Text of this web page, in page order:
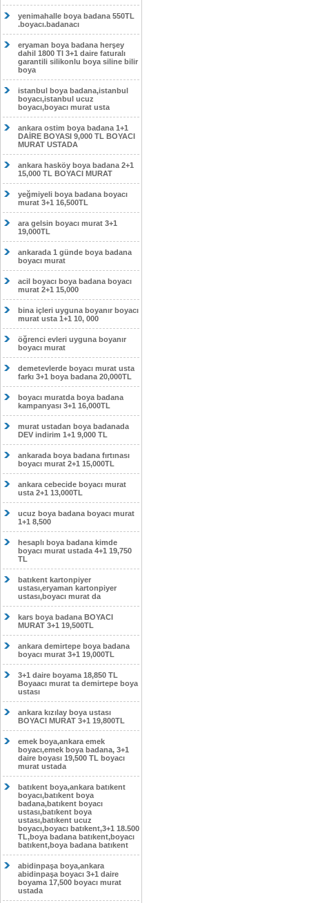
yenimahalle boya badana 550TL
.boyacı.badanacı
eryaman boya badana herşey
dahil 1800 Tl 3+1 daire faturalı
garantili silikonlu boya siline bilir
boya
istanbul boya badana,istanbul
boyacı,istanbul ucuz
boyacı,boyacı murat usta
ankara ostim boya badana 1+1
DAİRE BOYASI 9,000 TL BOYACI
MURAT USTADA
ankara hasköy boya badana 2+1
15,000 TL BOYACI MURAT
yeğmiyeli boya badana boyacı
murat 3+1 16,500TL
ara gelsin boyacı murat 3+1
19,000TL
ankarada 1 günde boya badana
boyacı murat
acil boyacı boya badana boyacı
murat 2+1 15,000
bina içleri uyguna boyanır boyacı
murat usta 1+1 10, 000
öğrenci evleri uyguna boyanır
boyacı murat
demetevlerde boyacı murat usta
farkı 3+1 boya badana 20,000TL
boyacı muratda boya badana
kampanyası 3+1 16,000TL
murat ustadan boya badanada
DEV indirim 1+1 9,000 TL
ankarada boya badana fırtınası
boyacı murat 2+1 15,000TL
ankara cebecide boyacı murat
usta 2+1 13,000TL
ucuz boya badana boyacı murat
1+1 8,500
hesaplı boya badana kimde
boyacı murat ustada 4+1 19,750
TL
batıkent kartonpiyer
ustası,eryaman kartonpiyer
ustası,boyacı murat da
kars boya badana BOYACI
MURAT 3+1 19,500TL
ankara demirtepe boya badana
boyacı murat 3+1 19,000TL
3+1 daire boyama 18,850 TL
Boyaacı murat ta demirtepe boya
ustası
ankara kızılay boya ustası
BOYACI MURAT 3+1 19,800TL
emek boya,ankara emek
boyacı,emek boya badana, 3+1
daire boyası 19,500 TL boyacı
murat ustada
batıkent boya,ankara batıkent
boyacı,batıkent boya
badana,batıkent boyacı
ustası,batıkent boya
ustası,batıkent ucuz
boyacı,boyacı batıkent,3+1 18.500
TL,boya badana batıkent,boyacı
batıkent,boya badana batıkent
abidinpaşa boya,ankara
abidinpaşa boyacı 3+1 daire
boyama 17,500 boyacı murat
ustada